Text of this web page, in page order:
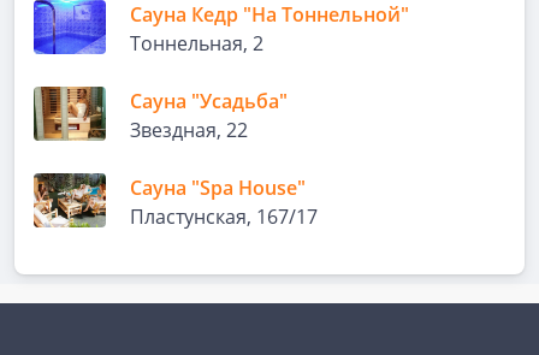
Сауна Кедр "На Тоннельной"
Тоннельная, 2
Сауна "Усадьба"
Звездная, 22
Сауна "Spa House"
Пластунская, 167/17